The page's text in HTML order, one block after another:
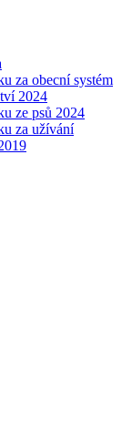
za obecní systém
2024
ze psů 2024
za užívání